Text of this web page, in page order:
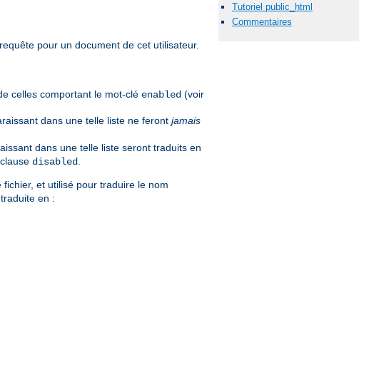
Tutoriel public_html
Commentaires
pour un document de cet utilisateur.
celles comportant le mot-clé enabled (voir
dans une telle liste ne feront jamais
dans une telle liste seront traduits en
disabled
fichier, et utilisé pour traduire le nom
en :